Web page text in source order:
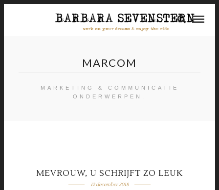
MARCOM
MARKETING & COMMUNICATIE
ONDERWERPEN.
MEVROUW, U SCHRIJFT ZO LEUK
12 december 2018